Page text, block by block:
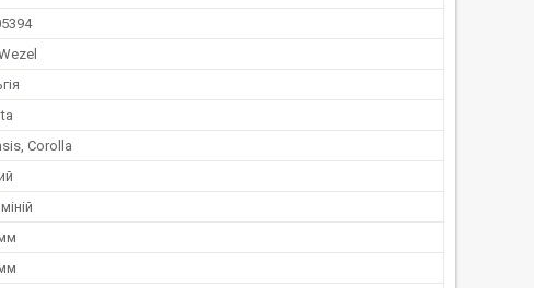
Corolla